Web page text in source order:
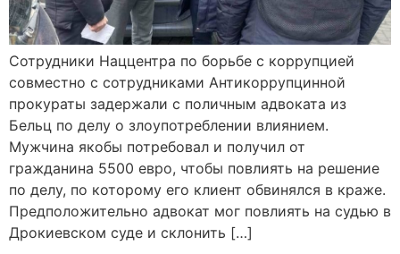
Сотрудники Наццентра по борьбе с коррупцией
совместно с сотрудниками Антикоррупцинной
прокураты задержали с поличным адвоката из
Бельц по делу о злоупотреблении влиянием.
Мужчина якобы потребовал и получил от
гражданина 5500 евро, чтобы повлиять на решение
по делу, по которому его клиент обвинялся в краже.
Предположительно адвокат мог повлиять на судью в
Дрокиевском суде и склонить […]